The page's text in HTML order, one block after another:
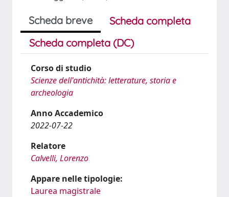
Scheda breve
Scheda completa
Scheda completa (DC)
Corso di studio
Scienze dell'antichità: letterature, storia e
archeologia
Anno Accademico
2022-07-22
Relatore
Calvelli, Lorenzo
Appare nelle tipologie:
Laurea magistrale